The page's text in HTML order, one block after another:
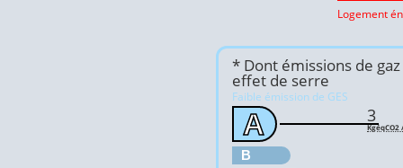
Logement
* Dont émissions de gaz
effet de serre
Faible émission de GES
A
B
3
KgéqCO2